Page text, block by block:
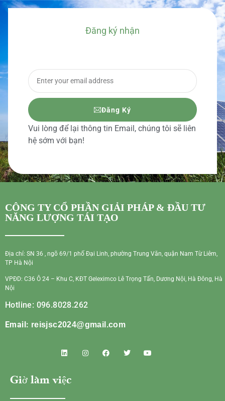
Đăng ký nhận
Đăng Ký
Vui lòng để lại thông tin Email, chúng tôi sẽ liên
hệ sớm với bạn!
CÔNG TY CỔ PHẦN GIẢI PHÁP & ĐẦU TƯ
NĂNG LƯỢNG TÁI TẠO
Địa chỉ: SN 36 , ngõ 69/1 phố Đại Linh, phường Trung Văn, quận Nam Từ Liêm,
TP Hà Nội
VPĐD: C36 Ô 24 – Khu C, KĐT Geleximco Lê Trọng Tấn, Dương Nội, Hà Đông, Hà
Nội
Hotline: 096.8028.262
Email: reisjsc2024@gmail.com
Giờ làm việc